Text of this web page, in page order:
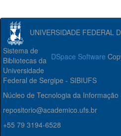
UNIVERSIDADE FEDERAL
DSpace Software
Sistema de
Bibliotecas da
Universidade
Federal de Sergipe - SIBIUFS
Núcleo de Tecnologia da Informação
repositorio@academico.ufs.br
+55 79 3194-6528